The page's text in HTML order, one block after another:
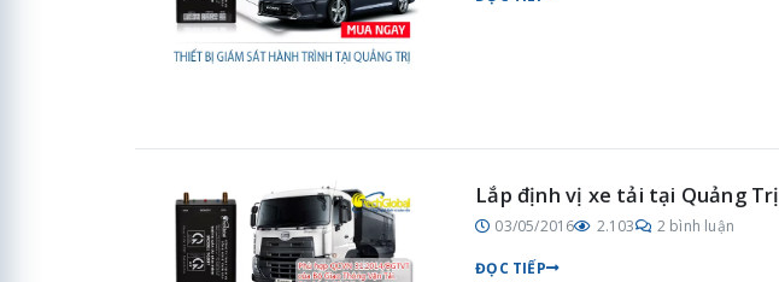
Lắp định vị xe tải tại Quảng Trị
03/05/2016 2.103 2 bình luận
ĐỌC TIẾP